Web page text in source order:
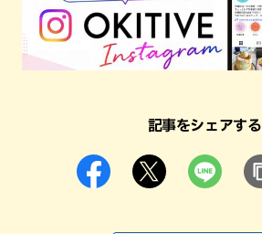
記事をシェアする